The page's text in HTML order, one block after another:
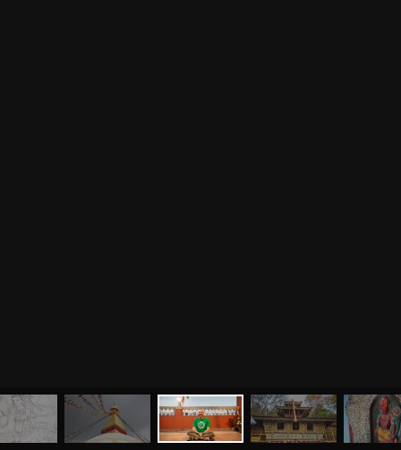
СЕМИНАРЫ МЕНЮ О НАС МАГАЗИН